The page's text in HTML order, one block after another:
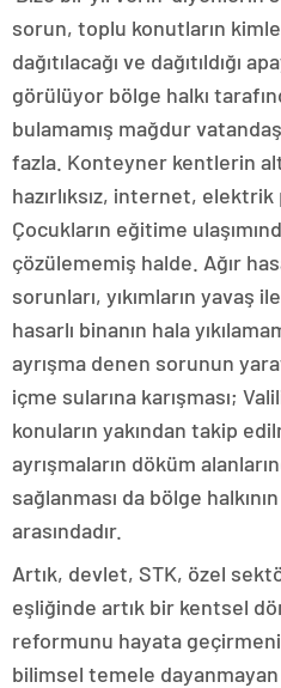
sorun, toplu konutların
dağıtılacağı ve dağıtıldığı
görülüyor bölge halkı
bulamamış mağdur
fazla. Konteyner kentlerin
hazırlıksız, internet,
Çocukların eğitime
çözülememiş halde. Ağır
sorunları, yıkımların yavaş
hasarlı binanın hala
ayrışma denen sorunun
içme sularına karışması;
konuların yakından takip
ayrışmaların döküm
sağlanması da bölge
arasındadır.
Artık, devlet, STK, özel
eşliğinde artık bir kentsel
reformunu hayata
bilimsel temele dayanmayan